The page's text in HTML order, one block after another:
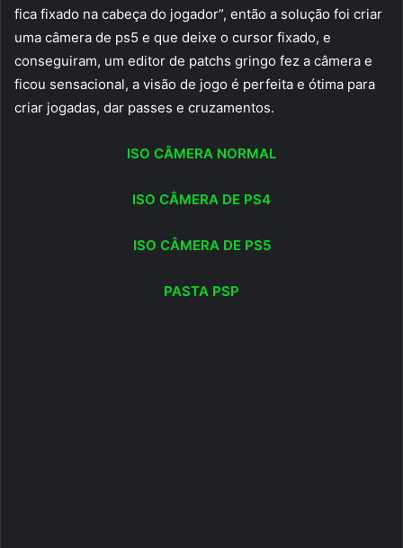
fica fixado na cabeça do jogador”, então a solução foi criar
uma câmera de ps5 e que deixe o cursor fixado, e
conseguiram, um editor de patchs gringo fez a câmera e
ficou sensacional, a visão de jogo é perfeita e ótima para
criar jogadas, dar passes e cruzamentos.
ISO CÂMERA NORMAL
ISO CÂMERA DE PS4
ISO CÂMERA DE PS5
PASTA PSP